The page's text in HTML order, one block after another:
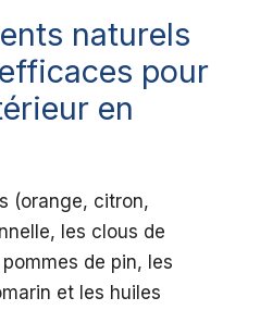
naturels
pour
en
(orange, citron,
les clous de
de pin, les
et les huiles